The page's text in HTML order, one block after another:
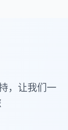
，让我们一